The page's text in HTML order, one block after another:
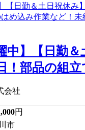
中】【日勤
！部品の組立
会社
円
市